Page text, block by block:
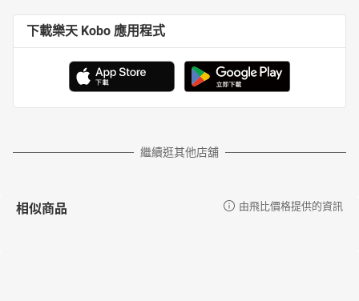
2-2好口齒：張開嘴巴 、分開字句
2-3好速度：學習斷句和呼吸
2-4好及時：對象準備好，再開始說
Ch3 說，別人聽懂的話
3-3好故事：説自己與他人的故事
下載樂天 Kobo 應用程式
繼續逛其他店舖
相似商品 由飛比價格提供的資訊